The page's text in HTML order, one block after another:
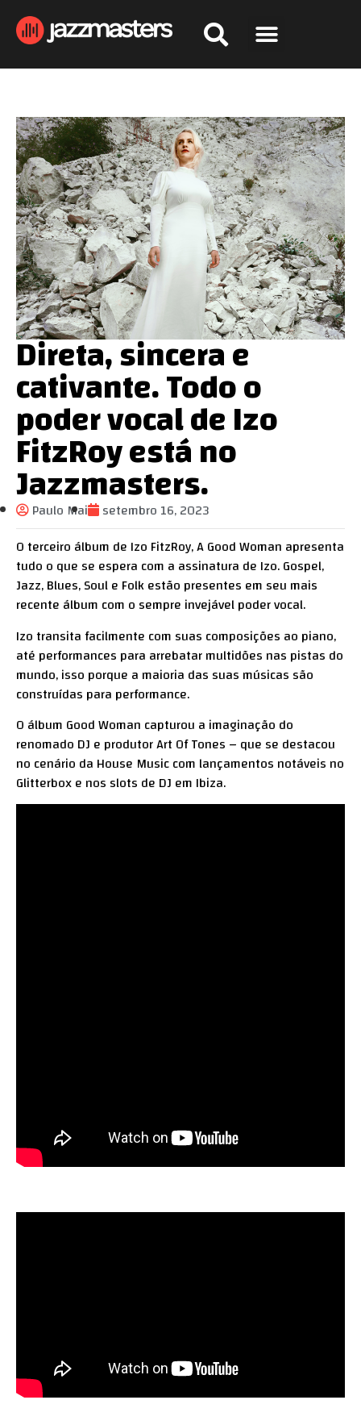
Direta, sincera e
cativante. Todo o
poder vocal de Izo
FitzRoy está no
Jazzmasters.
Paulo Mai
setembro 16, 2023
O terceiro álbum de Izo FitzRoy, A Good Woman apresenta
tudo o que se espera com a assinatura de Izo. Gospel,
Jazz, Blues, Soul e Folk estão presentes em seu mais
recente álbum com o sempre invejável poder vocal.
Izo transita facilmente com suas composições ao piano,
até performances para arrebatar multidões nas pistas do
mundo, isso porque a maioria das suas músicas são
construídas para performance.
O álbum Good Woman capturou a imaginação do
renomado DJ e produtor Art Of Tones – que se destacou
no cenário da House Music com lançamentos notáveis no
Glitterbox e nos slots de DJ em Ibiza.